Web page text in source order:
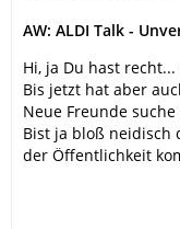
AW: ALDI Talk -
Hi, ja Du hast
Bis jetzt hat aber
Neue Freunde
Bist ja bloß neidisch
der Öffentlichkeit